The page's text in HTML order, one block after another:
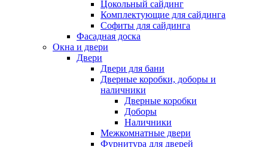
Цокольный сайдинг
Комплектующие для сайдинга
Софиты для сайдинга
Фасадная доска
Окна и двери
Двери
Двери для бани
Дверные коробки, доборы и
наличники
Дверные коробки
Доборы
Наличники
Межкомнатные двери
Фурнитура для дверей